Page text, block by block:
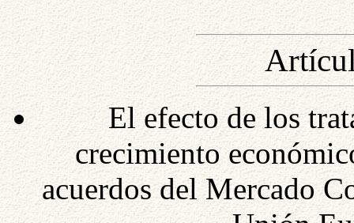
El efecto de los
crecimiento
acuerdos del Mercado